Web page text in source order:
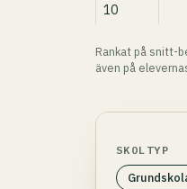
10
Rankat på snitt-
även på
SKOLTYP